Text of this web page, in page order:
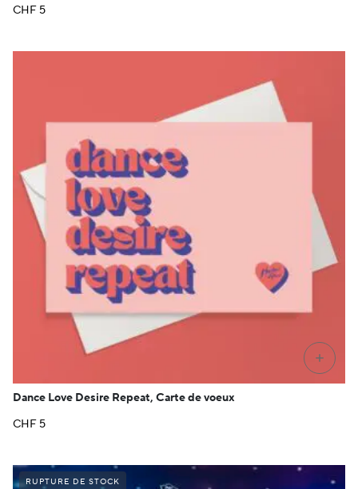
CHF 5
+
Dance Love Desire Repeat, Carte de voeux
CHF 5
RUPTURE DE STOCK